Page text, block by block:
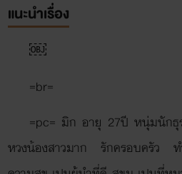
แนะนำเรื่อง
￼
=br=
=pc= มิก อายุ 27ปี หนุ่มนักธุ
หวงน้องสาวมาก รักครอบครัว ท